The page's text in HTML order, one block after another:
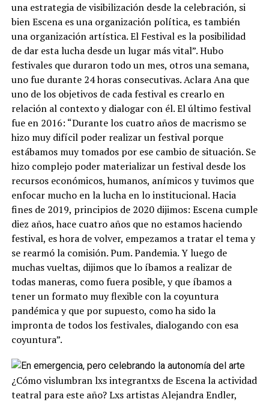
una estrategia de visibilización desde la celebración, si
bien Escena es una organización política, es también
una organización artística. El Festival es la posibilidad
de dar esta lucha desde un lugar más vital”. Hubo
festivales que duraron todo un mes, otros una semana,
uno fue durante 24 horas consecutivas. Aclara Ana que
uno de los objetivos de cada festival es crearlo en
relación al contexto y dialogar con él. El último festival
fue en 2016: “Durante los cuatro años de macrismo se
hizo muy difícil poder realizar un festival porque
estábamos muy tomados por ese cambio de situación. Se
hizo complejo poder materializar un festival desde los
recursos económicos, humanos, anímicos y tuvimos que
enfocar mucho en la lucha en lo institucional. Hacia
fines de 2019, principios de 2020 dijimos: Escena cumple
diez años, hace cuatro años que no estamos haciendo
festival, es hora de volver, empezamos a tratar el tema y
se rearmó la comisión. Pum. Pandemia. Y luego de
muchas vueltas, dijimos que lo íbamos a realizar de
todas maneras, como fuera posible, y que íbamos a
tener un formato muy flexible con la coyuntura
pandémica y que por supuesto, como ha sido la
impronta de todos los festivales, dialogando con esa
coyuntura”.
¿Cómo vislumbran lxs integrantxs de Escena la actividad
teatral para este año? Lxs artistas Alejandra Endler,